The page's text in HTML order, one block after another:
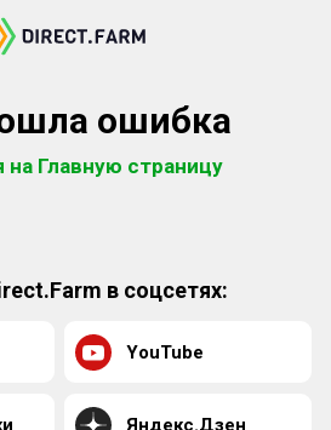
ошибка
на Главную страницу
в соцсетях:
YouTube
Яндекс.Дзен